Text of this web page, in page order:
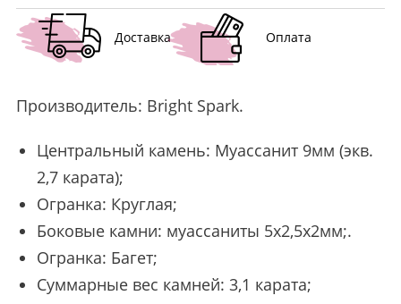
Доставка Оплата
Производитель: Bright Spark.
Центральный камень: Муассанит 9мм (экв.
2,7 карата);
Огранка: Круглая;
Боковые камни: муассаниты 5х2,5х2мм;.
Огранка: Багет;
Суммарные вес камней: 3,1 карата;